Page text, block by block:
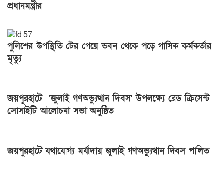
প্রধানমন্ত্রীর
পুলিশের উপস্থিতি টের পেয়ে ভবন থেকে পড়ে গাসিক কর্মকর্তার
মৃত্যু
জয়পুরহাটে ‘জুলাই গণঅভ্যুত্থান দিবস’ উপলক্ষ্যে রেড ক্রিসেন্ট
সোসাইটি আলোচনা সভা অনুষ্ঠিত
জয়পুরহাটে যথাযোগ্য মর্যাদায় জুলাই গণঅভ্যুত্থান দিবস পালিত